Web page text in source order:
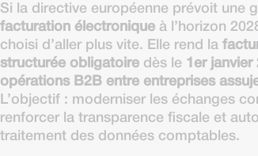
Si la directive européenne prévoit une
facturation électronique à l’horizon
choisi d’aller plus vite. Elle rend la
structurée obligatoire dès le 1er janvier
opérations B2B entre entreprises
L’objectif : moderniser les échanges
renforcer la transparence fiscale et
traitement des données comptables.